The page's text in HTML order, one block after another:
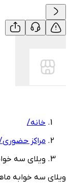
خانه/
مراکز حضوری
ویلای سه
ویلای سه خوابه